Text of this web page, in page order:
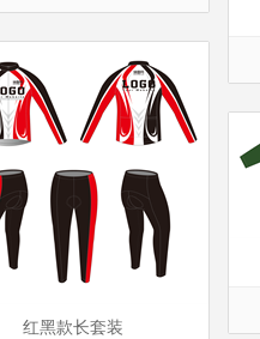
红黑款长套装